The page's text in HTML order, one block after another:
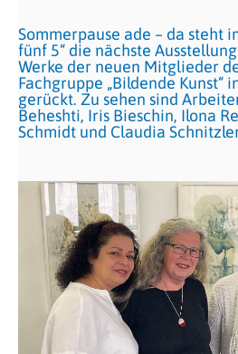
Sommerpause ade – da steht
fünf 5“ die nächste
Werke der neuen Mitglieder
Fachgruppe „Bildende Kunst“
gerückt. Zu sehen sind
Beheshti, Iris Bieschin, Ilona
Schmidt und Claudia